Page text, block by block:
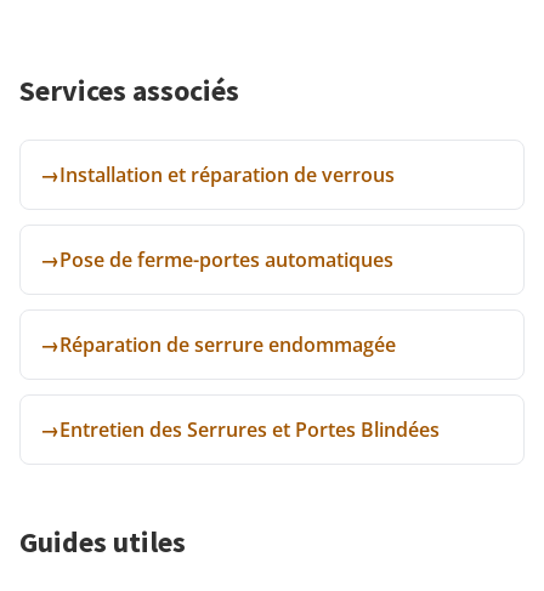
Services associés
→Installation et réparation de verrous
→Pose de ferme-portes automatiques
→Réparation de serrure endommagée
→Entretien des Serrures et Portes Blindées
Guides utiles